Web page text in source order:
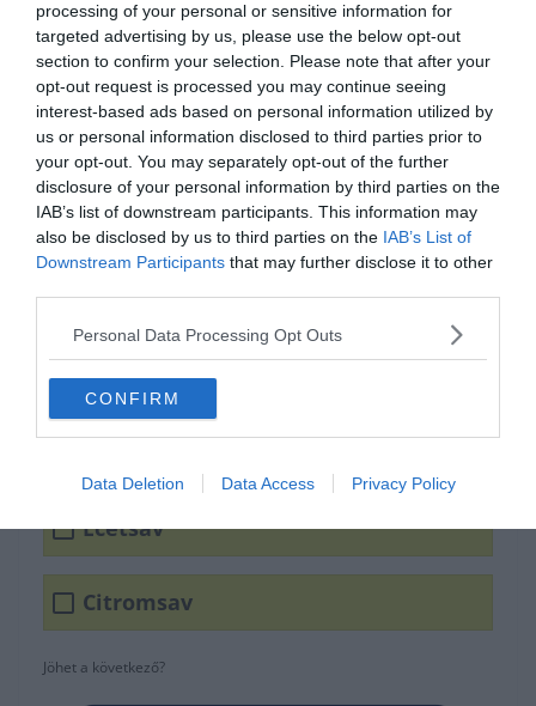
processing of your personal or sensitive information for
targeted advertising by us, please use the below opt-out
section to confirm your selection. Please note that after your
opt-out request is processed you may continue seeing
interest-based ads based on personal information utilized by
us or personal information disclosed to third parties prior to
your opt-out. You may separately opt-out of the further
disclosure of your personal information by third parties on the
IAB’s list of downstream participants. This information may
also be disclosed by us to third parties on the IAB’s List of
Downstream Participants that may further disclose it to other
Personal Data Processing Opt Outs
CONFIRM
Data Deletion Data Access Privacy Policy
Készen állsz?
0%
Mi a legegyszerűbb
karbonsav?
Ecetsav
Citromsav
Jöhet a következő?